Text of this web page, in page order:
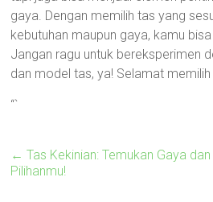
gaya. Dengan memilih tas yang
kebutuhan maupun gaya, kamu
Jangan ragu untuk bereksperimen
dan model tas, ya! Selamat
“`
← Tas Kekinian: Temukan Gaya
Pilihanmu!